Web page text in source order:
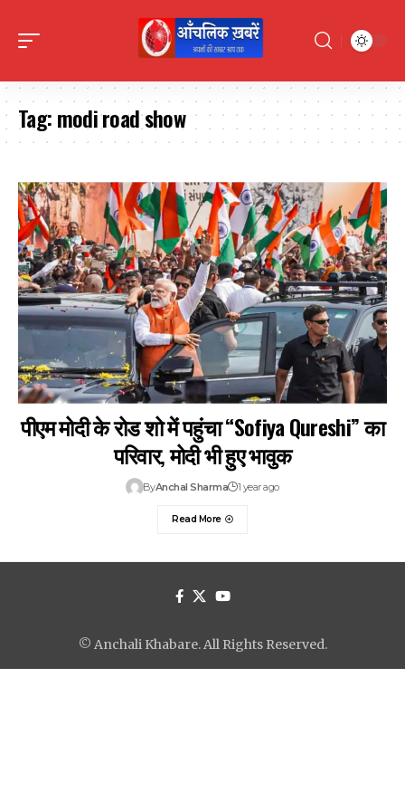
Tag:modi road show
पीएम मोदी के रोड शो में पहुंचा “Sofiya Qureshi” का
परिवार, मोदी भी हुए भावुक
ByAnchal Sharma 1 year ago
Read More
© Anchali Khabare. All Rights Reserved.